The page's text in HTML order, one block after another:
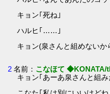
キョン｢死ね｣
ハルヒ｢……｣
キョン(泉さんと組めない
2 名前： こなほて ◆KONATA/
キョン｢あーあ泉さんと組